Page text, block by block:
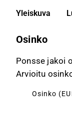
Yleiskuva
Osinko
Ponsse jakoi
Arvioitu
Osinko